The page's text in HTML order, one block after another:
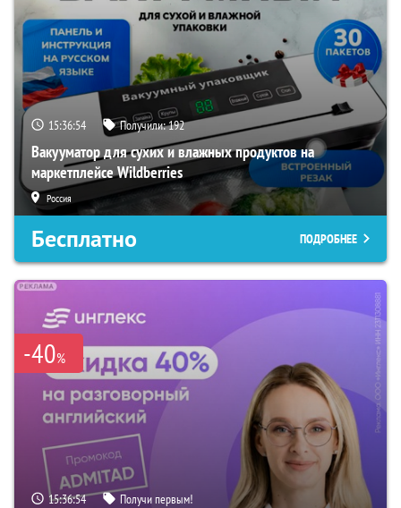
15:36:53 Получили:192
Вакууматор для сухих и влажных продуктов на
маркетплейсе Wildberries
Россия
Бесплатно ПОДРОБНЕЕ
-40%
15:36:53 Получи первым!